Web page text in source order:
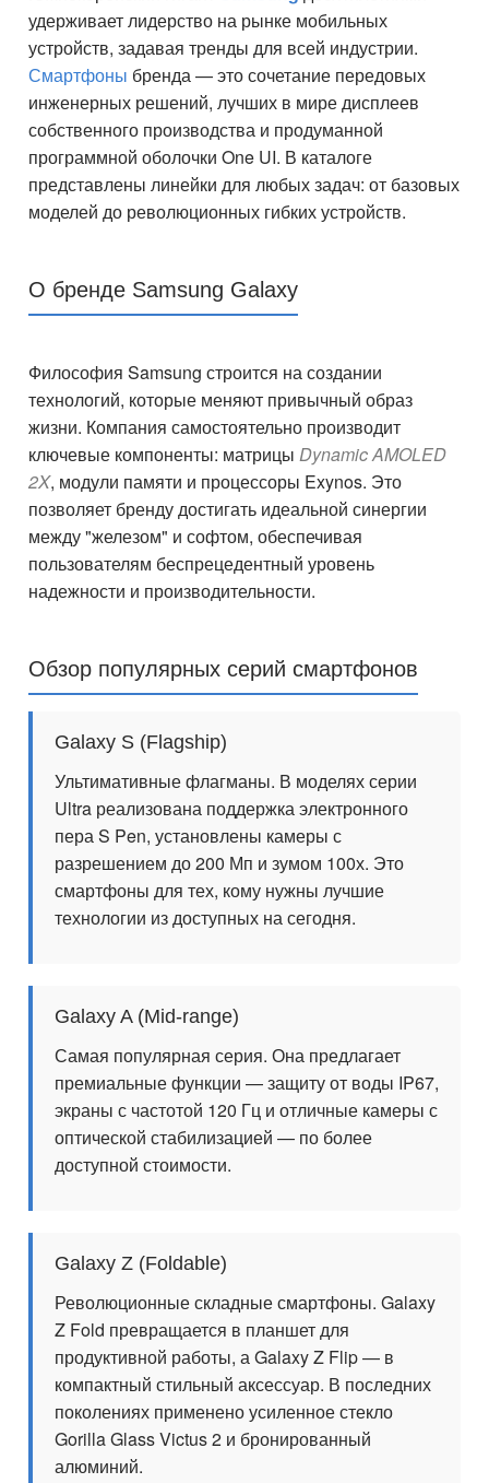
удерживает лидерство на рынке мобильных
устройств, задавая тренды для всей индустрии.
Смартфоны бренда — это сочетание передовых
инженерных решений, лучших в мире дисплеев
собственного производства и продуманной
программной оболочки One UI. В каталоге
представлены линейки для любых задач: от базовых
моделей до революционных гибких устройств.
О бренде Samsung Galaxy
Философия Samsung строится на создании
технологий, которые меняют привычный образ
жизни. Компания самостоятельно производит
ключевые компоненты: матрицы Dynamic AMOLED
2X, модули памяти и процессоры Exynos. Это
позволяет бренду достигать идеальной синергии
между "железом" и софтом, обеспечивая
пользователям беспрецедентный уровень
надежности и производительности.
Обзор популярных серий смартфонов
Galaxy S (Flagship)
Ультимативные флагманы. В моделях серии
Ultra реализована поддержка электронного
пера S Pen, установлены камеры с
разрешением до 200 Мп и зумом 100х. Это
смартфоны для тех, кому нужны лучшие
технологии из доступных на сегодня.
Galaxy A (Mid-range)
Самая популярная серия. Она предлагает
премиальные функции — защиту от воды IP67,
экраны с частотой 120 Гц и отличные камеры с
оптической стабилизацией — по более
доступной стоимости.
Galaxy Z (Foldable)
Революционные складные смартфоны. Galaxy
Z Fold превращается в планшет для
продуктивной работы, а Galaxy Z Flip — в
компактный стильный аксессуар. В последних
поколениях применено усиленное стекло
Gorilla Glass Victus 2 и бронированный
алюминий.